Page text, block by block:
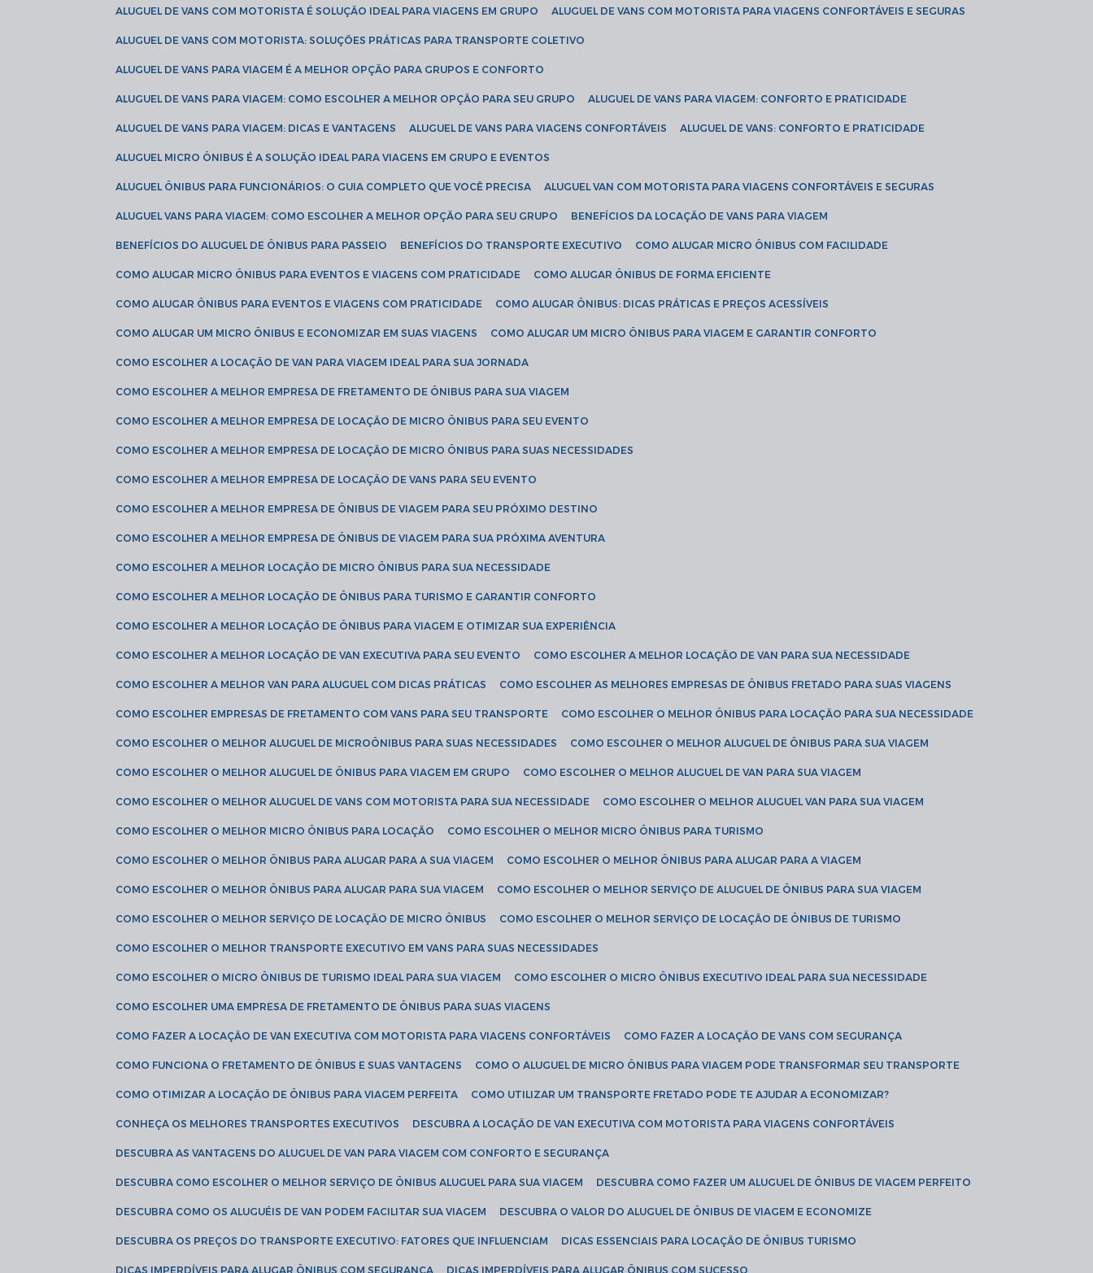
ALUGUEL DE VANS COM MOTORISTA É SOLUÇÃO IDEAL PARA VIAGENS EM GRUPO ALUGUEL DE VANS COM MOTORISTA PARA VIAGENS CONFORTÁVEIS E SEGURAS
ALUGUEL DE VANS COM MOTORISTA: SOLUÇÕES PRÁTICAS PARA TRANSPORTE COLETIVO
ALUGUEL DE VANS PARA VIAGEM É A MELHOR OPÇÃO PARA GRUPOS E CONFORTO
ALUGUEL DE VANS PARA VIAGEM: COMO ESCOLHER A MELHOR OPÇÃO PARA SEU GRUPO ALUGUEL DE VANS PARA VIAGEM: CONFORTO E PRATICIDADE
ALUGUEL DE VANS PARA VIAGEM: DICAS E VANTAGENS ALUGUEL DE VANS PARA VIAGENS CONFORTÁVEIS ALUGUEL DE VANS: CONFORTO E PRATICIDADE
ALUGUEL MICRO ÔNIBUS É A SOLUÇÃO IDEAL PARA VIAGENS EM GRUPO E EVENTOS
ALUGUEL ÔNIBUS PARA FUNCIONÁRIOS: O GUIA COMPLETO QUE VOCÊ PRECISA ALUGUEL VAN COM MOTORISTA PARA VIAGENS CONFORTÁVEIS E SEGURAS
ALUGUEL VANS PARA VIAGEM: COMO ESCOLHER A MELHOR OPÇÃO PARA SEU GRUPO BENEFÍCIOS DA LOCAÇÃO DE VANS PARA VIAGEM
BENEFÍCIOS DO ALUGUEL DE ÔNIBUS PARA PASSEIO BENEFÍCIOS DO TRANSPORTE EXECUTIVO COMO ALUGAR MICRO ÔNIBUS COM FACILIDADE
COMO ALUGAR MICRO ÔNIBUS PARA EVENTOS E VIAGENS COM PRATICIDADE COMO ALUGAR ÔNIBUS DE FORMA EFICIENTE
COMO ALUGAR ÔNIBUS PARA EVENTOS E VIAGENS COM PRATICIDADE COMO ALUGAR ÔNIBUS: DICAS PRÁTICAS E PREÇOS ACESSÍVEIS
COMO ALUGAR UM MICRO ÔNIBUS E ECONOMIZAR EM SUAS VIAGENS COMO ALUGAR UM MICRO ÔNIBUS PARA VIAGEM E GARANTIR CONFORTO
COMO ESCOLHER A LOCAÇÃO DE VAN PARA VIAGEM IDEAL PARA SUA JORNADA
COMO ESCOLHER A MELHOR EMPRESA DE FRETAMENTO DE ÔNIBUS PARA SUA VIAGEM
COMO ESCOLHER A MELHOR EMPRESA DE LOCAÇÃO DE MICRO ÔNIBUS PARA SEU EVENTO
COMO ESCOLHER A MELHOR EMPRESA DE LOCAÇÃO DE MICRO ÔNIBUS PARA SUAS NECESSIDADES
COMO ESCOLHER A MELHOR EMPRESA DE LOCAÇÃO DE VANS PARA SEU EVENTO
COMO ESCOLHER A MELHOR EMPRESA DE ÔNIBUS DE VIAGEM PARA SEU PRÓXIMO DESTINO
COMO ESCOLHER A MELHOR EMPRESA DE ÔNIBUS DE VIAGEM PARA SUA PRÓXIMA AVENTURA
COMO ESCOLHER A MELHOR LOCAÇÃO DE MICRO ÔNIBUS PARA SUA NECESSIDADE
COMO ESCOLHER A MELHOR LOCAÇÃO DE ÔNIBUS PARA TURISMO E GARANTIR CONFORTO
COMO ESCOLHER A MELHOR LOCAÇÃO DE ÔNIBUS PARA VIAGEM E OTIMIZAR SUA EXPERIÊNCIA
COMO ESCOLHER A MELHOR LOCAÇÃO DE VAN EXECUTIVA PARA SEU EVENTO COMO ESCOLHER A MELHOR LOCAÇÃO DE VAN PARA SUA NECESSIDADE
COMO ESCOLHER A MELHOR VAN PARA ALUGUEL COM DICAS PRÁTICAS COMO ESCOLHER AS MELHORES EMPRESAS DE ÔNIBUS FRETADO PARA SUAS VIAGENS
COMO ESCOLHER EMPRESAS DE FRETAMENTO COM VANS PARA SEU TRANSPORTE COMO ESCOLHER O MELHOR ÔNIBUS PARA LOCAÇÃO PARA SUA NECESSIDADE
COMO ESCOLHER O MELHOR ALUGUEL DE MICROÔNIBUS PARA SUAS NECESSIDADES COMO ESCOLHER O MELHOR ALUGUEL DE ÔNIBUS PARA SUA VIAGEM
COMO ESCOLHER O MELHOR ALUGUEL DE ÔNIBUS PARA VIAGEM EM GRUPO COMO ESCOLHER O MELHOR ALUGUEL DE VAN PARA SUA VIAGEM
COMO ESCOLHER O MELHOR ALUGUEL DE VANS COM MOTORISTA PARA SUA NECESSIDADE COMO ESCOLHER O MELHOR ALUGUEL VAN PARA SUA VIAGEM
COMO ESCOLHER O MELHOR MICRO ÔNIBUS PARA LOCAÇÃO COMO ESCOLHER O MELHOR MICRO ÔNIBUS PARA TURISMO
COMO ESCOLHER O MELHOR ÔNIBUS PARA ALUGAR PARA A SUA VIAGEM COMO ESCOLHER O MELHOR ÔNIBUS PARA ALUGAR PARA A VIAGEM
COMO ESCOLHER O MELHOR ÔNIBUS PARA ALUGAR PARA SUA VIAGEM COMO ESCOLHER O MELHOR SERVIÇO DE ALUGUEL DE ÔNIBUS PARA SUA VIAGEM
COMO ESCOLHER O MELHOR SERVIÇO DE LOCAÇÃO DE MICRO ÔNIBUS COMO ESCOLHER O MELHOR SERVIÇO DE LOCAÇÃO DE ÔNIBUS DE TURISMO
COMO ESCOLHER O MELHOR TRANSPORTE EXECUTIVO EM VANS PARA SUAS NECESSIDADES
COMO ESCOLHER O MICRO ÔNIBUS DE TURISMO IDEAL PARA SUA VIAGEM COMO ESCOLHER O MICRO ÔNIBUS EXECUTIVO IDEAL PARA SUA NECESSIDADE
COMO ESCOLHER UMA EMPRESA DE FRETAMENTO DE ÔNIBUS PARA SUAS VIAGENS
COMO FAZER A LOCAÇÃO DE VAN EXECUTIVA COM MOTORISTA PARA VIAGENS CONFORTÁVEIS COMO FAZER A LOCAÇÃO DE VANS COM SEGURANÇA
COMO FUNCIONA O FRETAMENTO DE ÔNIBUS E SUAS VANTAGENS COMO O ALUGUEL DE MICRO ÔNIBUS PARA VIAGEM PODE TRANSFORMAR SEU TRANSPORTE
COMO OTIMIZAR A LOCAÇÃO DE ÔNIBUS PARA VIAGEM PERFEITA COMO UTILIZAR UM TRANSPORTE FRETADO PODE TE AJUDAR A ECONOMIZAR?
CONHEÇA OS MELHORES TRANSPORTES EXECUTIVOS DESCUBRA A LOCAÇÃO DE VAN EXECUTIVA COM MOTORISTA PARA VIAGENS CONFORTÁVEIS
DESCUBRA AS VANTAGENS DO ALUGUEL DE VAN PARA VIAGEM COM CONFORTO E SEGURANÇA
DESCUBRA COMO ESCOLHER O MELHOR SERVIÇO DE ÔNIBUS ALUGUEL PARA SUA VIAGEM DESCUBRA COMO FAZER UM ALUGUEL DE ÔNIBUS DE VIAGEM PERFEITO
DESCUBRA COMO OS ALUGUÉIS DE VAN PODEM FACILITAR SUA VIAGEM DESCUBRA O VALOR DO ALUGUEL DE ÔNIBUS DE VIAGEM E ECONOMIZE
DESCUBRA OS PREÇOS DO TRANSPORTE EXECUTIVO: FATORES QUE INFLUENCIAM DICAS ESSENCIAIS PARA LOCAÇÃO DE ÔNIBUS TURISMO
DICAS IMPERDÍVEIS PARA ALUGAR ÔNIBUS COM SEGURANÇA DICAS IMPERDÍVEIS PARA ALUGAR ÔNIBUS COM SUCESSO